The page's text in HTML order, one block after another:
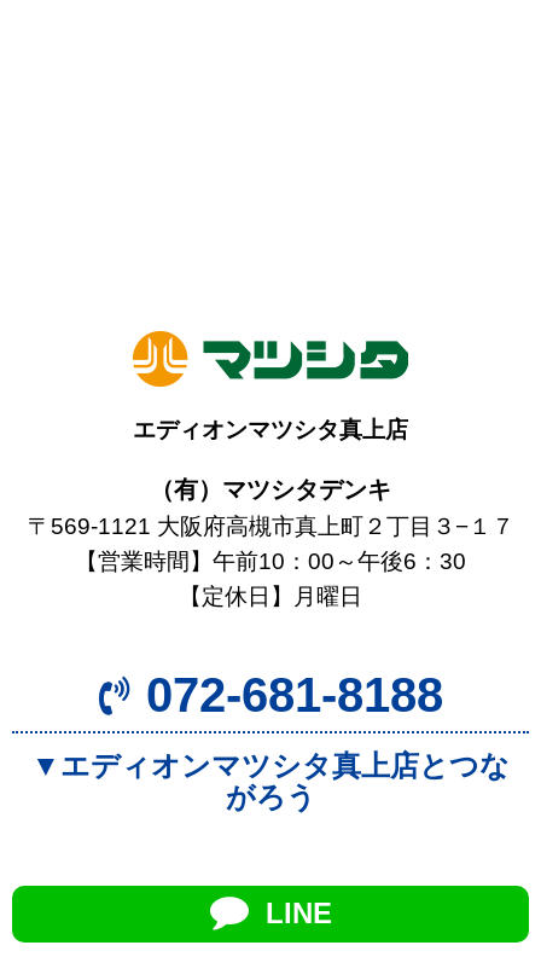
エディオンマツシタ真上店
（有）マツシタデンキ
〒569-1121 大阪府高槻市真上町２丁目３−１７
【営業時間】午前10：00～午後6：30
【定休日】月曜日
072-681-8188
▼エディオンマツシタ真上店とつな
がろう
LINE